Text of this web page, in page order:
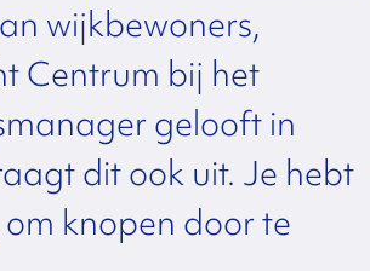
wijkbewoners,
Centrum bij het
gelooft in
dit ook uit. Je hebt
knopen door te